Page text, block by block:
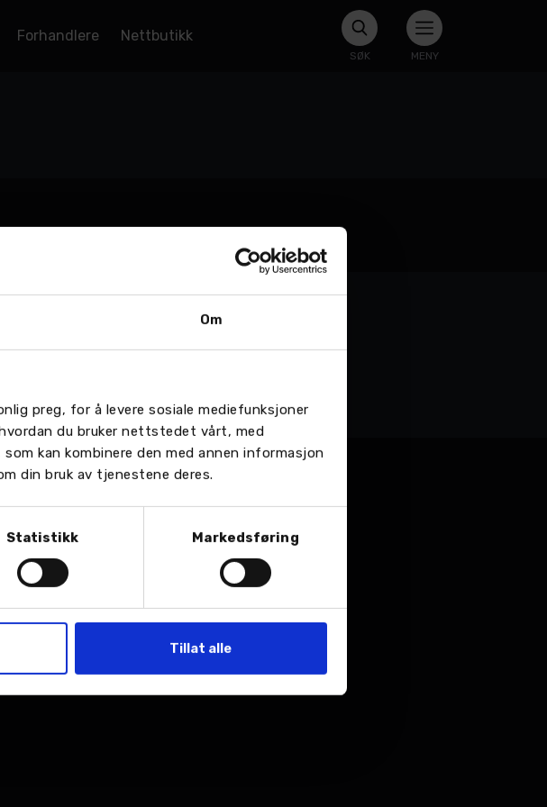
Om
preg, for å levere sosiale mediefunksjoner
du bruker nettstedet vårt, med
kan kombinere den med annen informasjon
din bruk av tjenestene deres.
Statistikk Markedsføring
Tillat alle
Forhandlere Nettbutikk
SØK MENY